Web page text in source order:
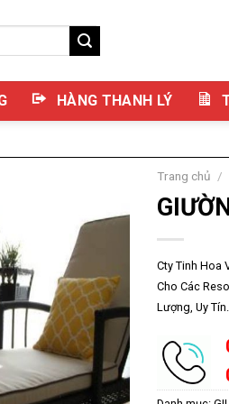
HÀNG THANH LÝ
Trang chủ /
Cty Tinh Hoa
Cho Các
Lượng, Uy Tín.